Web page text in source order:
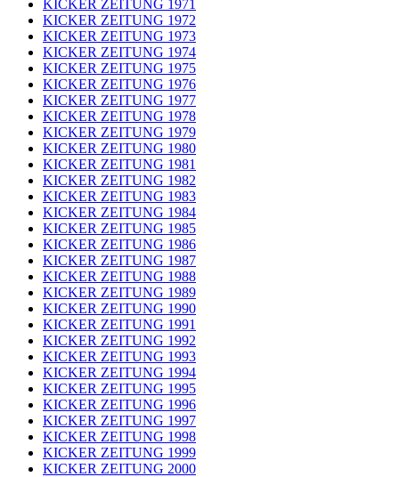
KICKER ZEITUNG 1971
KICKER ZEITUNG 1972
KICKER ZEITUNG 1973
KICKER ZEITUNG 1974
KICKER ZEITUNG 1975
KICKER ZEITUNG 1976
KICKER ZEITUNG 1977
KICKER ZEITUNG 1978
KICKER ZEITUNG 1979
KICKER ZEITUNG 1980
KICKER ZEITUNG 1981
KICKER ZEITUNG 1982
KICKER ZEITUNG 1983
KICKER ZEITUNG 1984
KICKER ZEITUNG 1985
KICKER ZEITUNG 1986
KICKER ZEITUNG 1987
KICKER ZEITUNG 1988
KICKER ZEITUNG 1989
KICKER ZEITUNG 1990
KICKER ZEITUNG 1991
KICKER ZEITUNG 1992
KICKER ZEITUNG 1993
KICKER ZEITUNG 1994
KICKER ZEITUNG 1995
KICKER ZEITUNG 1996
KICKER ZEITUNG 1997
KICKER ZEITUNG 1998
KICKER ZEITUNG 1999
KICKER ZEITUNG 2000